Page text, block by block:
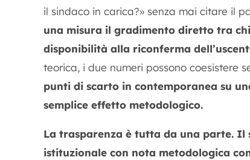
il sindaco in carica?» senza mai citare il
una misura il gradimento diretto tra
disponibilità alla riconferma
teorica, i due numeri possono coesistere
punti di scarto in contemporanea su
semplice effetto metodologico.
La trasparenza è tutta da una parte. Il
istituzionale con nota metodologica